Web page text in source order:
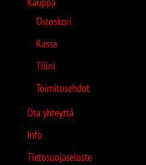
Ostoskori
Kassa
Tilini
Toimitusehdot
Ota yhteyttä
Info
Tietosuojaseloste